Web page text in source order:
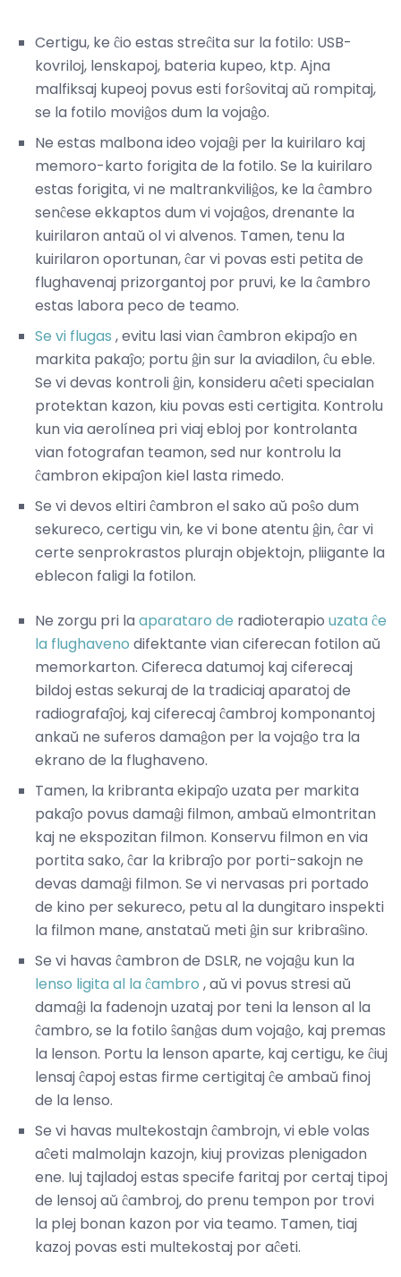
Certigu, ke ĉio estas streĉita sur la fotilo: USB-
kovriloj, lenskapoj, bateria kupeo, ktp. Ajna
malfiksaj kupeoj povus esti forŝovitaj aŭ rompitaj,
se la fotilo moviĝos dum la vojaĝo.
Ne estas malbona ideo vojaĝi per la kuirilaro kaj
memoro-karto forigita de la fotilo. Se la kuirilaro
estas forigita, vi ne maltrankviliĝos, ke la ĉambro
senĉese ekkaptos dum vi vojaĝos, drenante la
kuirilaron antaŭ ol vi alvenos. Tamen, tenu la
kuirilaron oportunan, ĉar vi povas esti petita de
flughavenaj prizorgantoj por pruvi, ke la ĉambro
estas labora peco de teamo.
Se vi flugas , evitu lasi vian ĉambron ekipaĵo en
markita pakaĵo; portu ĝin sur la aviadilon, ĉu eble.
Se vi devas kontroli ĝin, konsideru aĉeti specialan
protektan kazon, kiu povas esti certigita. Kontrolu
kun via aerolínea pri viaj ebloj por kontrolanta
vian fotografan teamon, sed nur kontrolu la
ĉambron ekipaĵon kiel lasta rimedo.
Se vi devos eltiri ĉambron el sako aŭ poŝo dum
sekureco, certigu vin, ke vi bone atentu ĝin, ĉar vi
certe senprokrastos plurajn objektojn, pliigante la
eblecon faligi la fotilon.
Ne zorgu pri la aparataro de radioterapio uzata ĉe
la flughaveno difektante vian ciferecan fotilon aŭ
memorkarton. Cifereca datumoj kaj ciferecaj
bildoj estas sekuraj de la tradiciaj aparatoj de
radiografaĵoj, kaj ciferecaj ĉambroj komponantoj
ankaŭ ne suferos damaĝon per la vojaĝo tra la
ekrano de la flughaveno.
Tamen, la kribranta ekipaĵo uzata per markita
pakaĵo povus damaĝi filmon, ambaŭ elmontritan
kaj ne ekspozitan filmon. Konservu filmon en via
portita sako, ĉar la kribraĵo por porti-sakojn ne
devas damaĝi filmon. Se vi nervasas pri portado
de kino per sekureco, petu al la dungitaro inspekti
la filmon mane, anstataŭ meti ĝin sur kribraŝino.
Se vi havas ĉambron de DSLR, ne vojaĝu kun la
lenso ligita al la ĉambro , aŭ vi povus stresi aŭ
damaĝi la fadenojn uzataj por teni la lenson al la
ĉambro, se la fotilo ŝanĝas dum vojaĝo, kaj premas
la lenson. Portu la lenson aparte, kaj certigu, ke ĉiuj
lensaj ĉapoj estas firme certigitaj ĉe ambaŭ finoj
de la lenso.
Se vi havas multekostajn ĉambrojn, vi eble volas
aĉeti malmolajn kazojn, kiuj provizas plenigadon
ene. Iuj tajladoj estas specife faritaj por certaj tipoj
de lensoj aŭ ĉambroj, do prenu tempon por trovi
la plej bonan kazon por via teamo. Tamen, tiaj
kazoj povas esti multekostaj por aĉeti.